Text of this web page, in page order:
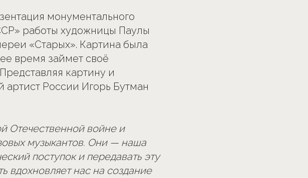
монументального
работы художницы Паулы
«Старых». Картина была
время займет своё
картину и
артист России Игорь Бутман
Отечественной войне и
музыкантов. Они — наша
поступок и передавать эту
вдохновляет нас на создание